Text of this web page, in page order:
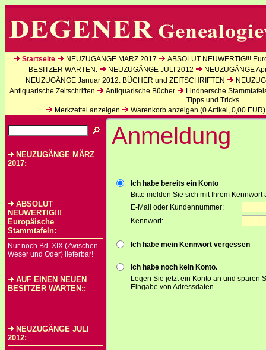
Startseite NEUZUGÄNGE MÄRZ 2017
ABSOLUT NEUWERTIG!!!
BESITZER WARTEN:
NEUZUGÄNGE JULI 2012
NEUZUGÄNGE
NEUZUGÄNGE Januar 2012: BÜCHER und ZEITSCHRIFTEN
Antiquarische Zeitschriften
Antiquarische Bücher
Lindnersche
Tipps und Tricks
Merkzettel anzeigen
Warenkorb anzeigen (0Artikel, 0,00 EUR)
NEUZUGÄNGE MÄRZ
2017:
ABSOLUT
NEUWERTIG!!!
Europäische
Stammtafeln:
Nur noch Bd. XIX (Zwischen
Weser und Oder) lieferbar!
AUF EINEN NEUEN
BESITZER WARTEN::
NEUZUGÄNGE JULI
2012:
Anmeldung
Ich habe bereits ein Konto
Bitte melden Sie sich mit Ihrem Kennwort
E-Mail oder Kundennummer:
Kennwort:
Ich habe mein Kennwort vergessen
Ich habe noch kein Konto.
Legen Sie jetzt ein Konto an und sparen
Eingabe von Adressdaten.